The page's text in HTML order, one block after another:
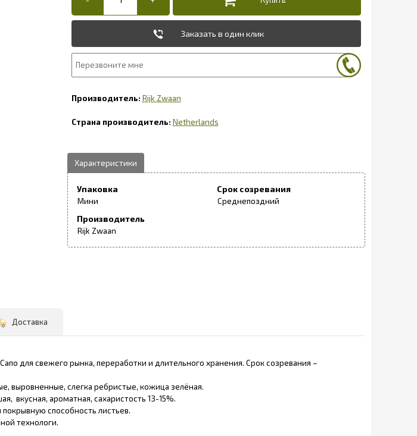
Заказать в один клик
Rijk Zwaan
Netherlands
Упаковка
Мини
Срок созревания
Среднепоздний
Производитель
Rijk Zwaan
Доставка
для свежего рынка, переработки и длительного хранения. Срок созревания –
выровненные, слегка ребристые, кожица зелёная.
вкусная, ароматная, сахаристость 13-15%.
способность листьев.
технологи.